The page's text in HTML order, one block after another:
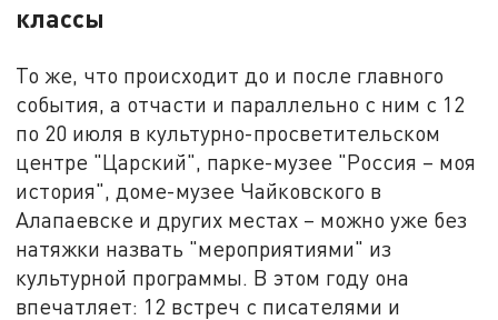
классы
То же, что происходит до и после главного
события, а отчасти и параллельно с ним с 12
по 20 июля в культурно-просветительском
центре "Царский", парке-музее "Россия – моя
история", доме-музее Чайковского в
Алапаевске и других местах – можно уже без
натяжки назвать "мероприятиями" из
культурной программы. В этом году она
впечатляет: 12 встреч с писателями и